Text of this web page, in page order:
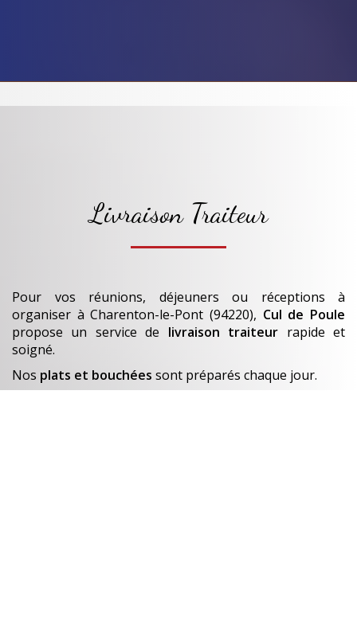
Livraison Traiteur
Pour vos réunions, déjeuners ou réceptions à
organiser à Charenton-le-Pont (94220), Cul de Poule
propose un service de livraison traiteur rapide et
soigné.
Nos plats et bouchées sont préparés chaque jour.